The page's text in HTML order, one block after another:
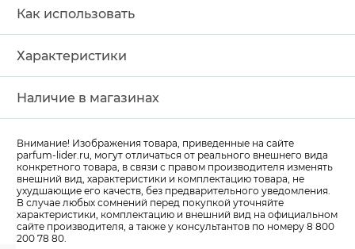
Как использовать
Характеристики
Наличие в магазинах
Внимание! Изображения товара, приведенные на сайте
parfum-lider.ru, могут отличаться от реального внешнего вида
конкретного товара, в связи с правом производителя изменять
внешний вид, характеристики и комплектацию товара, не
ухудшающие его качеств, без предварительного уведомления.
В случае любых сомнений перед покупкой уточняйте
характеристики, комплектацию и внешний вид на официальном
сайте производителя, а также у консультантов по номеру 8 800
200 78 80.